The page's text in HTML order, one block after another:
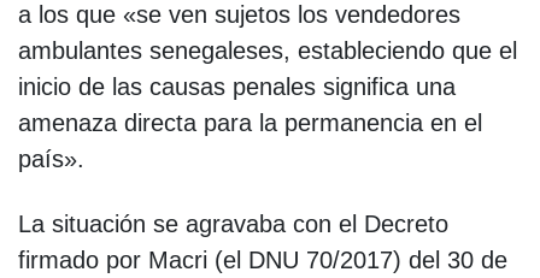
a los que «se ven sujetos los vendedores
ambulantes senegaleses, estableciendo que el
inicio de las causas penales significa una
amenaza directa para la permanencia en el
país».
La situación se agravaba con el Decreto
firmado por Macri (el DNU 70/2017) del 30 de